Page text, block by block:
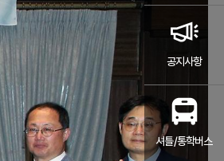
공지사항
셔틀/통학버스